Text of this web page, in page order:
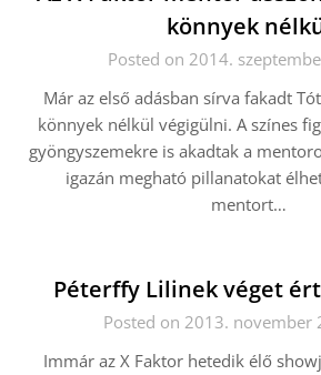
könnyek
Posted on 2014.
Már az első adásban sírva fakadt
könnyek nélkül végigülni. A színes
gyöngyszemekre is akadtak a
igazán megható pillanatokat
mentort…
Péterffy Lilinek véget
Posted on 2013. november
Immár az X Faktor hetedik élő